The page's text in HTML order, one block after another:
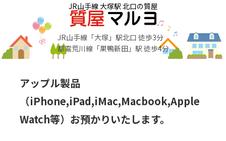
JR山手線 大塚駅 北口の質屋
JR山手線「大塚」駅北口 徒歩3分
都電荒川線「巣鴨新田」駅 徒歩4分
アップル製品
（iPhone,iPad,iMac,Macbook,Apple
Watch等）お預かりいたします。